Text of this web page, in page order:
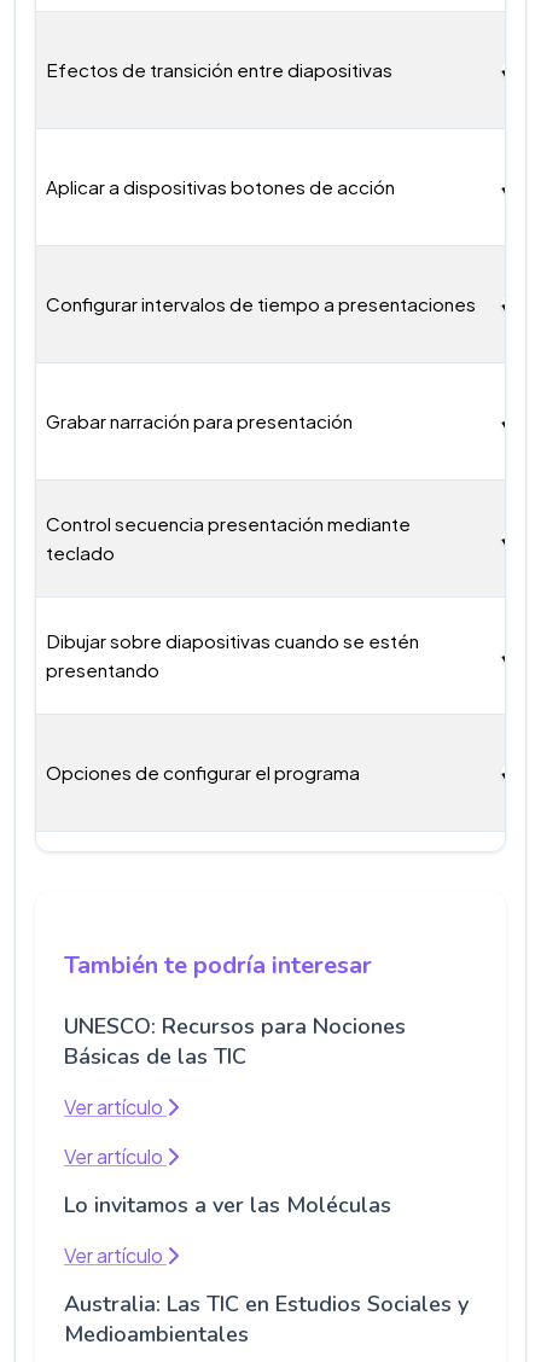
Efectos de transición entre diapositivas
Aplicar a dispositivas botones de acción
Configurar intervalos de tiempo a presentaciones
Grabar narración para presentación
Control secuencia presentación mediante
teclado
Dibujar sobre diapositivas cuando se estén
presentando
Opciones de configurar el programa
También te podría interesar
UNESCO: Recursos para Nociones
Básicas de las TIC
Ver artículo
Ver artículo
Lo invitamos a ver las Moléculas
Ver artículo
Australia: Las TIC en Estudios Sociales y
Medioambientales